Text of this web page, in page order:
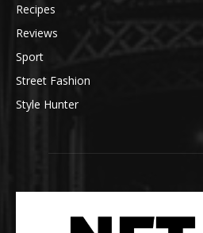
Recipes
Reviews
Sport
Street Fashion
Style Hunter